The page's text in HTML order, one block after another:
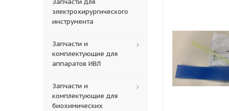
Запчасти для
электрохирургического
инструмента
Запчасти и
комплектующие для
аппаратов ИВЛ
Запчасти и
комплектующие для
биохимических